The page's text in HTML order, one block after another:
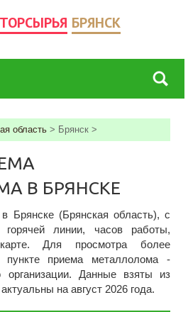
БРЯНСК
область > Брянск >
В БРЯНСКЕ
Брянске (Брянская область), c
горячей линии, часов работы,
Для просмотра более
приема металлолома -
организации. Данные взяты из
на август 2026 года.